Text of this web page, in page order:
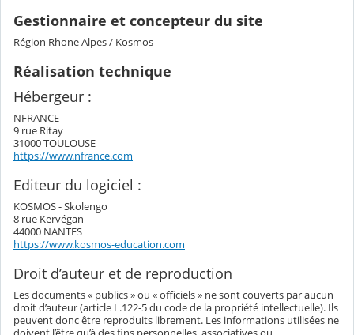
Gestionnaire et concepteur du site
Région Rhone Alpes / Kosmos
Réalisation technique
Hébergeur :
NFRANCE
9 rue Ritay
31000 TOULOUSE
https://www.nfrance.com
Editeur du logiciel :
KOSMOS - Skolengo
8 rue Kervégan
44000 NANTES
https://www.kosmos-education.com
Droit d’auteur et de reproduction
Les documents « publics » ou « officiels » ne sont couverts par aucun
droit d’auteur (article L.122-5 du code de la propriété intellectuelle). Ils
peuvent donc être reproduits librement. Les informations utilisées ne